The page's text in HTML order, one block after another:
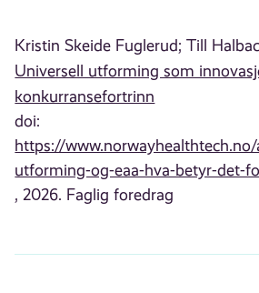
Kristin Skeide Fuglerud; Till
Universell utforming som
konkurransefortrinn
doi:
https://
utforming-og-eaa-hva-betyr-det-
, 2026. Faglig foredrag